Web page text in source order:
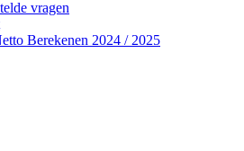
vragen
Berekenen 2024 / 2025